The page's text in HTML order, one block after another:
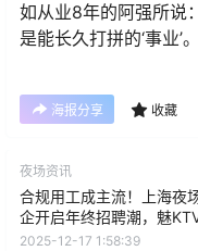
如从业8年的阿强所说
是能长久打拼的‘事业’
海报分享 收藏
夜场资讯
合规用工成主流！上海夜
企开启年终招聘潮，魅
品牌抛出五险一金+无责底
2025-12-17 1:58:39